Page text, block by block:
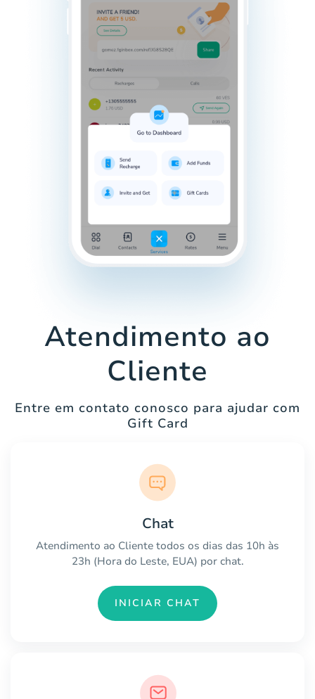
Atendimento ao
Cliente
Entre em contato conosco para ajudar com
Gift Card
Chat
Atendimento ao Cliente todos os dias das 10h às
23h (Hora do Leste, EUA) por chat.
INICIAR CHAT